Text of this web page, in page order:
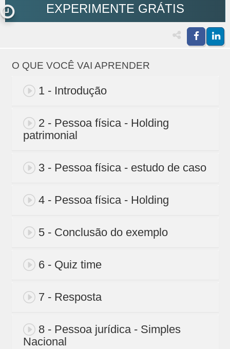
EXPERIMENTE GRÁTIS
O QUE VOCÊ VAI APRENDER
1 - Introdução
2 - Pessoa física - Holding
patrimonial
3 - Pessoa física - estudo de caso
4 - Pessoa física - Holding
5 - Conclusão do exemplo
6 - Quiz time
7 - Resposta
8 - Pessoa jurídica - Simples
Nacional